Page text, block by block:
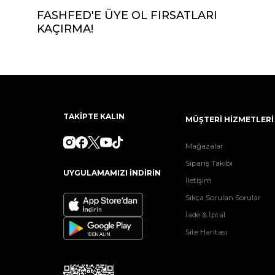
FASHFED'E ÜYE OL FIRSATLARI
KAÇIRMA!
TAKİPTE KALIN
UYGULAMAMIZI İNDİRİN
MÜŞTERİ HİZMETLERİ
Mağazalar
Sipariş Takibi
İletişim
Sıkça Sorulan Sorular
İade & İptal
Site Haritası